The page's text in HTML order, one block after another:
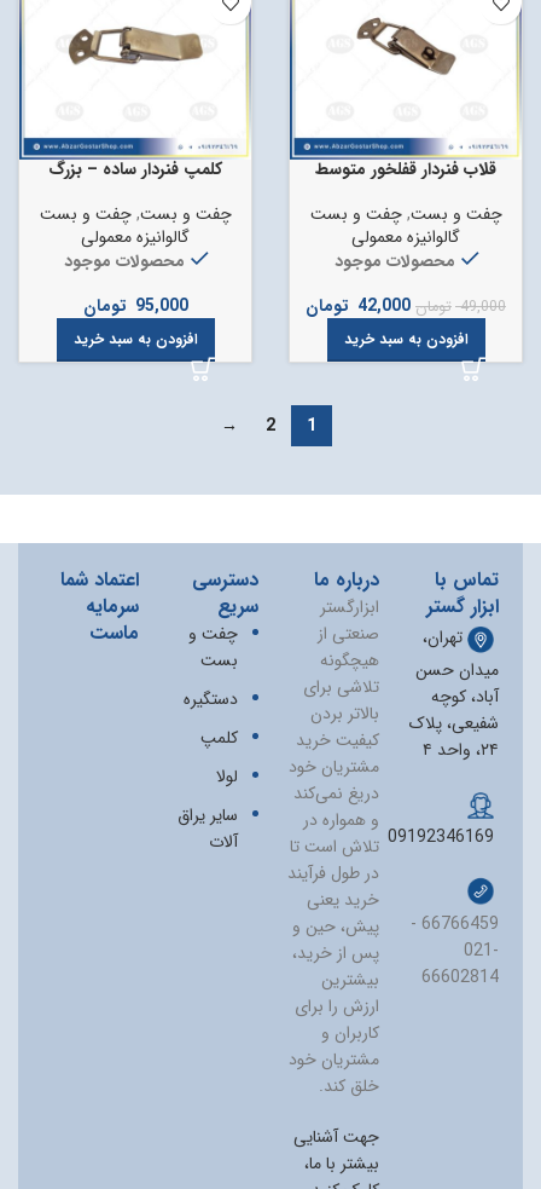
قلاب فنردار قفلخور متوسط
چفت و بست,چفت و بست
گالوانیزه معمولی
محصولات موجود
49,000 تومان 42,000 تومان
افزودن به سبد خرید
کلمپ فنردار ساده – بزرگ
چفت و بست,چفت و بست
گالوانیزه معمولی
محصولات موجود
95,000 تومان
افزودن به سبد خرید
1
2
→
تماس با
ابزار گستر
تهران،
میدان حسن
آباد، کوچه
شفیعی، پلاک
۲۴، واحد ۴
09192346169
66766459 -
021-
66602814
درباره ما
ابزارگستر
صنعتی از
هیچگونه
تلاشی برای
بالاتر بردن
کیفیت خرید
مشتریان خود
دریغ نمی‏‌کند
و همواره در
تلاش است تا
در طول فرآیند
خرید یعنی
پیش، حین و
پس از خرید،
بیشترین
ارزش را برای
کاربران و
مشتریان خود
خلق کند.
جهت آشنایی
بیشتر با ما،
دسترسی
سریع
چفت و
بست
دستگیره
کلمپ
لولا
سایر یراق
آلات
اعتماد شما
سرمایه
ماست